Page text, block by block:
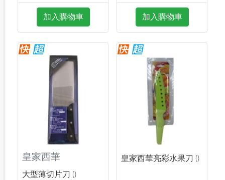
加入購物車 加入購物車
皇家西華
大型薄切片刀 ()
皇家西華亮彩水果刀 ()